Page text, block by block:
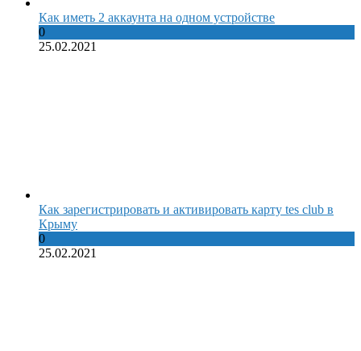
Как иметь 2 аккаунта на одном устройстве
0
25.02.2021
Как зарегистрировать и активировать карту tes club в
Крыму
0
25.02.2021